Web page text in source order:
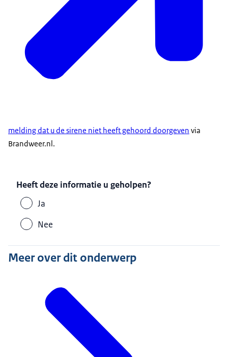
melding dat u de sirene niet heeft gehoord doorgeven via
Brandweer.nl.
Heeft deze informatie u geholpen?
Ja
Nee
Meer over dit onderwerp